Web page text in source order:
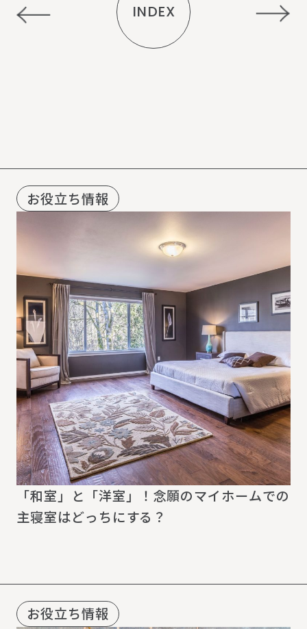
INDEX
お役立ち情報
「和室」と「洋室」！念願のマイホームでの
主寝室はどっちにする？
お役立ち情報